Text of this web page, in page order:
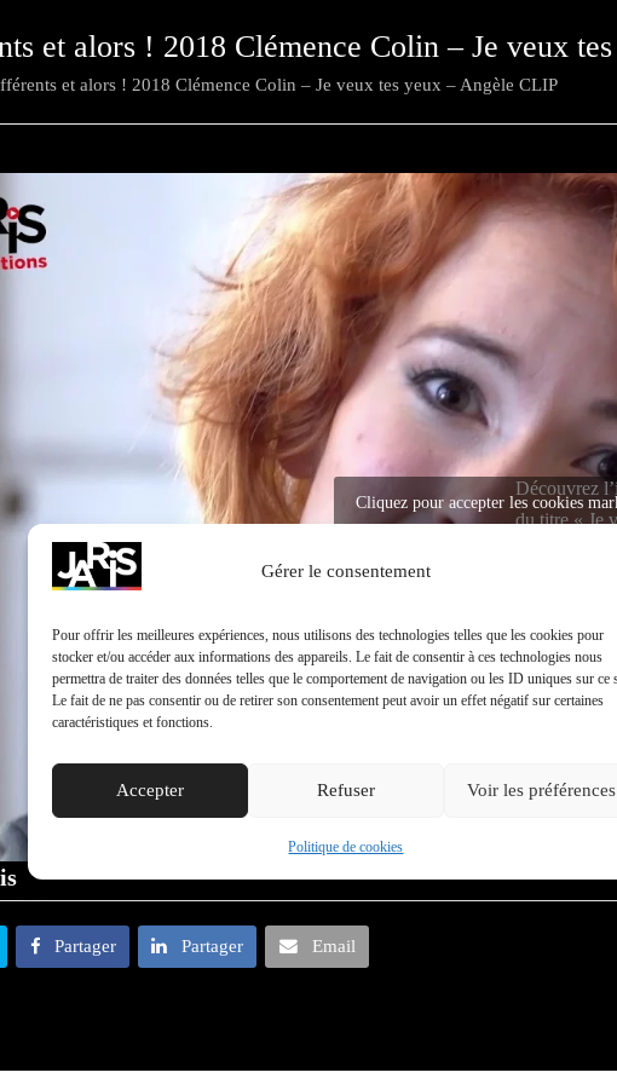
Gérer le consentement
Pour offrir les meilleures expériences, nous utilisons des technologies telles que les cookies pour
stocker et/ou accéder aux informations des appareils. Le fait de consentir à ces technologies nous
permettra de traiter des données telles que le comportement de navigation ou les ID uniques sur ce
Le fait de ne pas consentir ou de retirer son consentement peut avoir un effet négatif sur certaines
caractéristiques et fonctions.
Accepter Refuser Voir les préférences
Politique de cookies
et alors ! 2018 Clémence Colin – Je veux
et alors ! 2018 Clémence Colin – Je veux tes yeux – Angèle CLIP
Découvrez
du titre « Je
Cliquez pour accepter les cookies
Partager Partager Email